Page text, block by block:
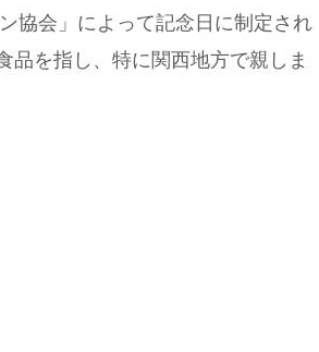
協会」によって記念日に制定され
品を指し、特に関西地方で親しま